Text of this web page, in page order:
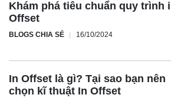
Khám phá tiêu chuẩn quy trình
Offset
BLOGS CHIA SẺ 16/10/2024
In Offset là gì? Tại sao bạn nên
chọn kĩ thuật In Offset